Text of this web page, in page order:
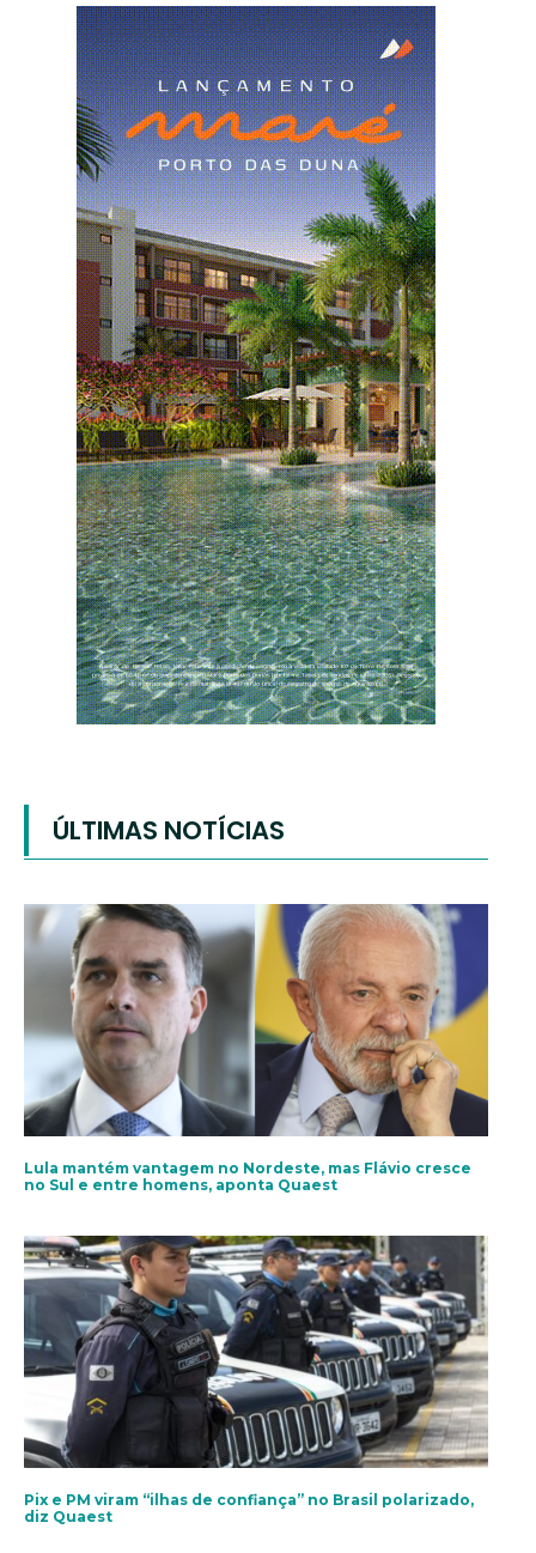
ÚLTIMAS NOTÍCIAS
Lula mantém vantagem no Nordeste, mas Flávio cresce
no Sul e entre homens, aponta Quaest
Pix e PM viram “ilhas de confiança” no Brasil polarizado,
diz Quaest